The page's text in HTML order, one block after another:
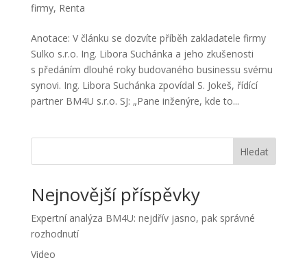
firmy, Renta
Anotace: V článku se dozvíte příběh zakladatele firmy
Sulko s.r.o. Ing. Libora Suchánka a jeho zkušenosti
s předáním dlouhé roky budovaného businessu svému
synovi. Ing. Libora Suchánka zpovídal S. Jokeš, řídící
partner BM4U s.r.o. SJ: „Pane inženýre, kde to...
Hledat
Nejnovější příspěvky
Expertní analýza BM4U: nejdřív jasno, pak správné
rozhodnutí
Video